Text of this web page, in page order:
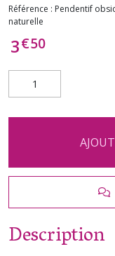
Référence : Pendentif
naturelle
3€50
Description